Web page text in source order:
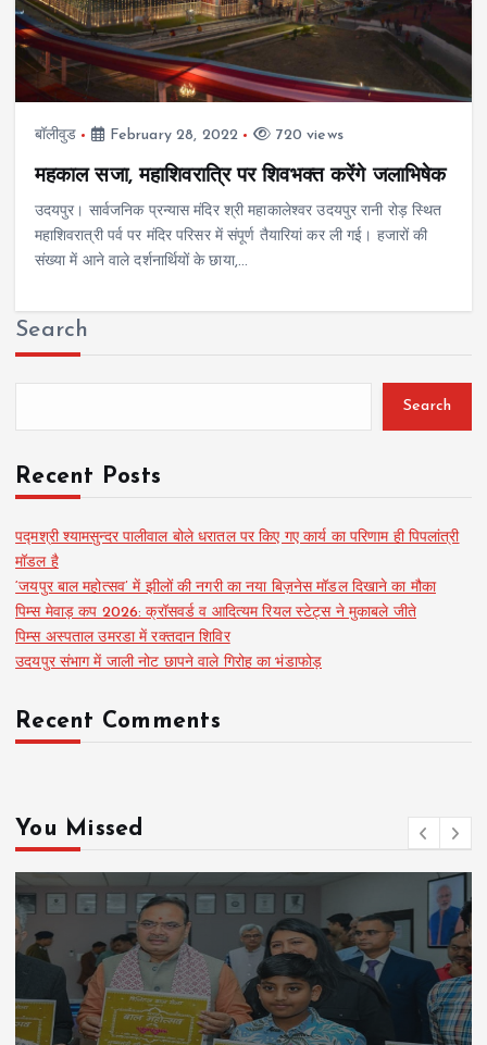
बॉलीवुड February 28, 2022 720 views
महकाल सजा, महाशिवरात्रि पर शिवभक्त करेंगे जलाभिषेक
उदयपुर। सार्वजनिक प्रन्यास मंदिर श्री महाकालेश्वर उदयपुर रानी रोड़ स्थित
महाशिवरात्री पर्व पर मंदिर परिसर में संपूर्ण तैयारियां कर ली गई। हजारों की
संख्या में आने वाले दर्शनार्थियों के छाया,…
Search
Search
Recent Posts
पद्मश्री श्यामसुन्दर पालीवाल बोले धरातल पर किए गए कार्य का परिणाम ही पिपलांत्री
मॉडल है
‘जयपुर बाल महोत्सव’ में झीलों की नगरी का नया बिज़नेस मॉडल दिखाने का मौका
पिम्स मेवाड़ कप 2026: क्रॉसवर्ड व आदित्यम रियल स्टेट्स ने मुकाबले जीते
पिम्स अस्पताल उमरडा में रक्तदान शिविर
उदयपुर संभाग में जाली नोट छापने वाले गिरोह का भंडाफोड़
Recent Comments
You Missed